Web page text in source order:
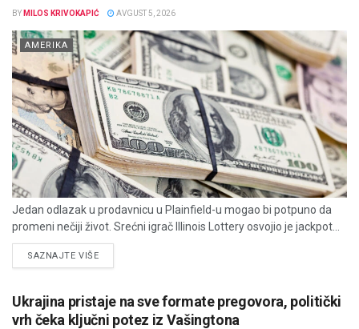
BY MILOS KRIVOKAPIĆ AVGUST 5, 2026
AMERIKA
Jedan odlazak u prodavnicu u Plainfield-u mogao bi potpuno da
promeni nečiji život. Srećni igrač Illinois Lottery osvojio je jackpot...
SAZNAJTE VIŠEDETAILS
Ukrajina pristaje na sve formate pregovora, politički
vrh čeka ključni potez iz Vašingtona